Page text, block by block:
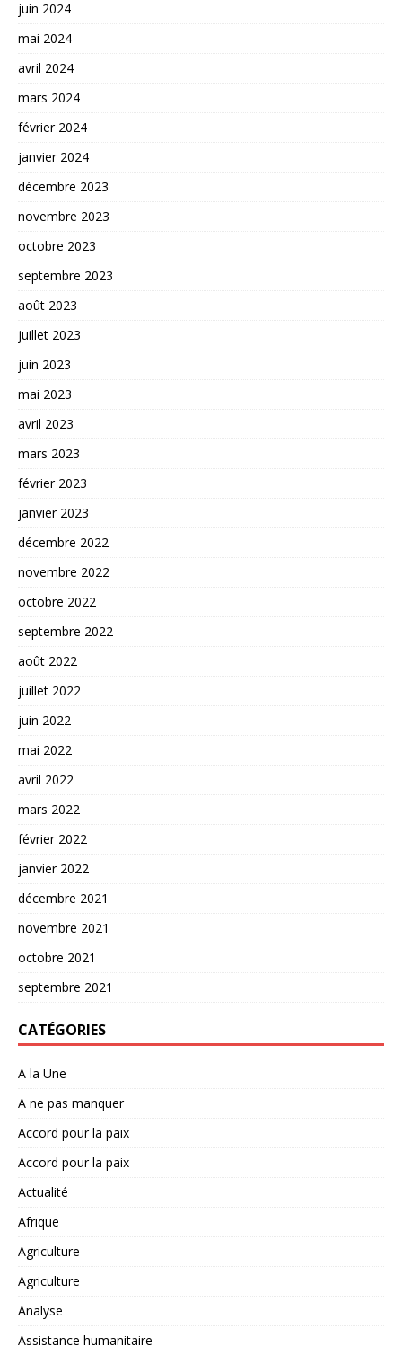
juin 2024
mai 2024
avril 2024
mars 2024
février 2024
janvier 2024
décembre 2023
novembre 2023
octobre 2023
septembre 2023
août 2023
juillet 2023
juin 2023
mai 2023
avril 2023
mars 2023
février 2023
janvier 2023
décembre 2022
novembre 2022
octobre 2022
septembre 2022
août 2022
juillet 2022
juin 2022
mai 2022
avril 2022
mars 2022
février 2022
janvier 2022
décembre 2021
novembre 2021
octobre 2021
septembre 2021
CATÉGORIES
A la Une
A ne pas manquer
Accord pour la paix
Accord pour la paix
Actualité
Afrique
Agriculture
Agriculture
Analyse
Assistance humanitaire